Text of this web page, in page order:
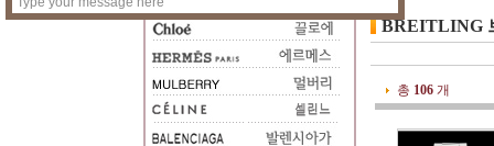
BREITLING
총 106개